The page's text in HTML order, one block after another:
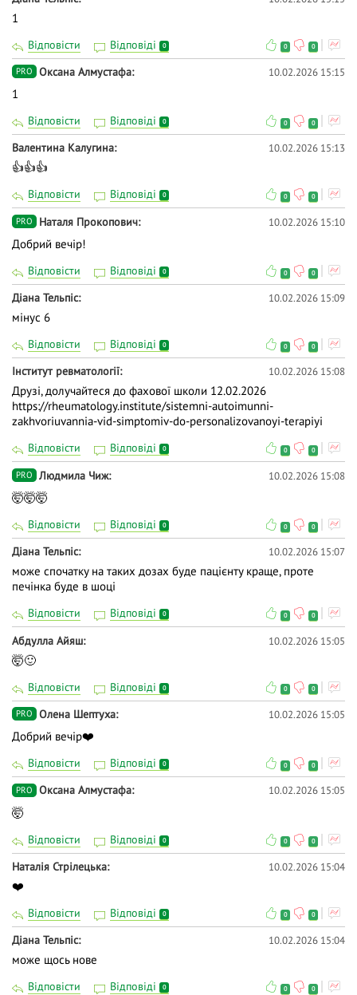
1
Відповісти Відповіді 0 0 0
PRO Оксана Алмустафа 10.02.2026 15:15
1
Відповісти Відповіді 0 0 0
Валентина Калугина 10.02.2026 15:13
👍👍👍
Відповісти Відповіді 0 0 0
PRO Наталя Прокопович 10.02.2026 15:10
Добрий вечір!
Відповісти Відповіді 0 0 0
Діана Тельпіс 10.02.2026 15:09
мінус 6
Відповісти Відповіді 0 0 0
Інститут ревматології 10.02.2026 15:08
Друзі, долучайтеся до фахової школи 12.02.2026
https://rheumatology.institute/sistemni-autoimunni-
zakhvoriuvannia-vid-simptomiv-do-personalizovanoyi-terapiyi
Відповісти Відповіді 0 0 0
PRO Людмила Чиж 10.02.2026 15:08
🤯🤯🤯
Відповісти Відповіді 0 0 0
Діана Тельпіс 10.02.2026 15:07
може спочатку на таких дозах буде пацієнту краще, проте
печінка буде в шоці
Відповісти Відповіді 0 0 0
Абдулла Айяш 10.02.2026 15:05
🤯🙂
Відповісти Відповіді 0 0 0
PRO Олена Шептуха 10.02.2026 15:05
Добрий вечір❤️
Відповісти Відповіді 0 0 0
PRO Оксана Алмустафа 10.02.2026 15:05
🤯
Відповісти Відповіді 0 0 0
Наталія Стрілецька 10.02.2026 15:04
❤️
Відповісти Відповіді 0 0 0
Діана Тельпіс 10.02.2026 15:04
може щось нове
Відповісти Відповіді 0 0 0